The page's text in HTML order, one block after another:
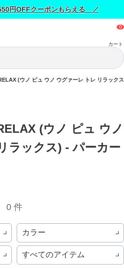
円OFFクーポンもらえる ／
カート
(ウノ ピュ ウノ ウグァーレ トレ リラック
(ウノ ピュ ウノ
ラックス) - パーカー
0 件
カラー
すべてのアイテム